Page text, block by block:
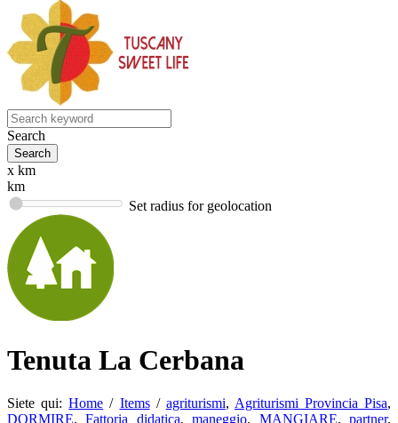
Search
x km
km
Set radius for geolocation
Tenuta La Cerbana
Siete qui: Home / Items / agriturismi, Agriturismi Provincia Pisa,
DORMIRE,Fattoria didatica,maneggio, MANGIARE,partner,